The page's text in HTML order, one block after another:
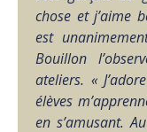
chose et j’aime
est
Bouillon
ateliers. «
élèves
en s’amusant.